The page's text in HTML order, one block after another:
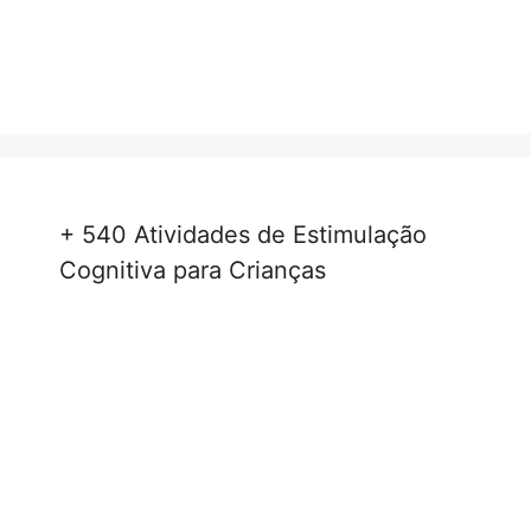
+ 540 Atividades de Estimulação
Cognitiva para Crianças